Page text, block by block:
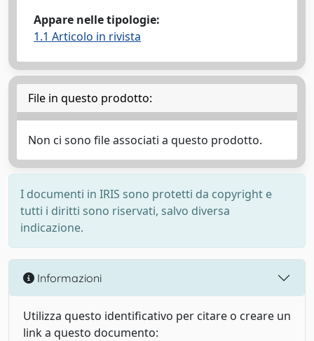
Appare nelle tipologie:
1.1 Articolo in rivista
File in questo prodotto:
Non ci sono file associati a questo prodotto.
I documenti in IRIS sono protetti da copyright e
tutti i diritti sono riservati, salvo diversa
indicazione.
Informazioni
Utilizza questo identificativo per citare o creare un
link a questo documento: